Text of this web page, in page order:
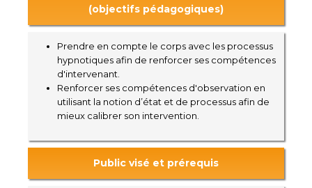
(objectifs pédagogiques)
Prendre en compte le corps avec les processus
hypnotiques afin de renforcer ses compétences
d'intervenant.
Renforcer ses compétences d'observation en
utilisant la notion d’état et de processus afin de
mieux calibrer son intervention.
Public visé et prérequis